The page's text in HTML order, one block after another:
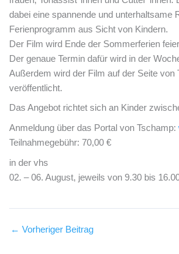
dabei eine spannende und unterhaltsame
Ferienprogramm aus Sicht von Kindern.
Der Film wird Ende der Sommerferien
Der genaue Termin dafür wird in der
Außerdem wird der Film auf der Seite von
veröffentlicht.
Das Angebot richtet sich an Kinder
Anmeldung über das Portal von Tschamp:
Teilnahmegebühr: 70,00 €
in der vhs
02. – 06. August, jeweils von 9.30 bis
← Vorheriger Beitrag